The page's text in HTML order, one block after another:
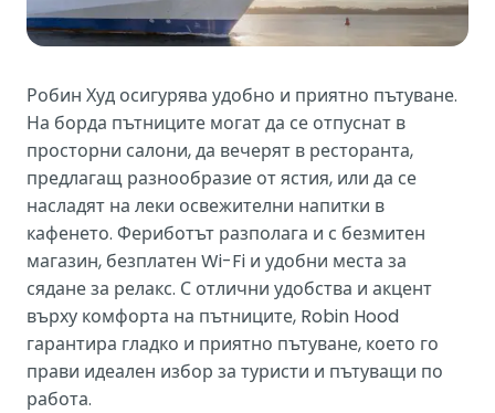
Робин Худ осигурява удобно и приятно пътуване.
На борда пътниците могат да се отпуснат в
просторни салони, да вечерят в ресторанта,
предлагащ разнообразие от ястия, или да се
насладят на леки освежителни напитки в
кафенето. Фериботът разполага и с безмитен
магазин, безплатен Wi-Fi и удобни места за
сядане за релакс. С отлични удобства и акцент
върху комфорта на пътниците, Robin Hood
гарантира гладко и приятно пътуване, което го
прави идеален избор за туристи и пътуващи по
работа.